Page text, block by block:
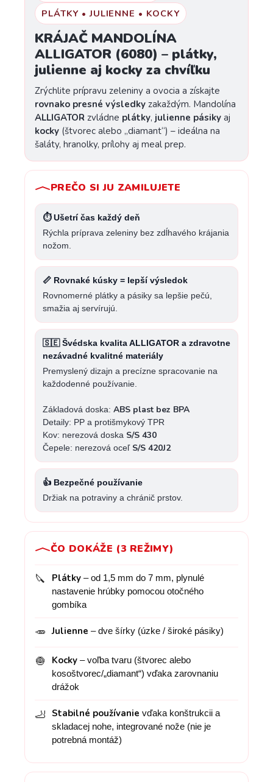
PLÁTKY • JULIENNE • KOCKY
KRÁJAČ MANDOLÍNA
ALLIGATOR (6080) – plátky,
julienne aj kocky za chvíľku
Zrýchlite prípravu zeleniny a ovocia a získajte
rovnako presné výsledky zakaždým. Mandolína
ALLIGATOR zvládne plátky, julienne pásiky aj
kocky (štvorec alebo „diamant“) – ideálna na
šaláty, hranolky, prílohy aj meal prep.
PREČO SI JU ZAMILUJETE
⏱️ Ušetrí čas každý deň
Rýchla príprava zeleniny bez zdĺhavého krájania
nožom.
📏 Rovnaké kúsky = lepší výsledok
Rovnomerné plátky a pásiky sa lepšie pečú,
smažia aj servírujú.
🇸🇪 Švédska kvalita ALLIGATOR a zdravotne
nezávadné kvalitné materiály
Premyslený dizajn a precízne spracovanie na
každodenné používanie.
Základová doska: ABS plast bez BPA
Detaily: PP a protišmykový TPR
Kov: nerezová doska S/S 430
Čepele: nerezová oceľ S/S 420J2
👍 Bezpečné používanie
Držiak na potraviny a chránič prstov.
ČO DOKÁŽE (3 REŽIMY)
🔪 Plátky – od 1,5 mm do 7 mm, plynulé
nastavenie hrúbky pomocou otočného
gombíka
🥕 Julienne – dve šírky (úzke / široké pásiky)
🧅 Kocky – voľba tvaru (štvorec alebo
kosoštvorec/„diamant“) vďaka zarovnaniu
drážok
🦶 Stabilné používanie vďaka konštrukcii a
skladacej nohe, integrované nože (nie je
potrebná montáž)